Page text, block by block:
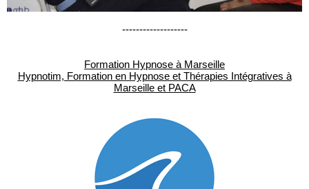
-------------------
Formation Hypnose à Marseille
Hypnotim, Formation en Hypnose et Thérapies Intégratives à
Marseille et PACA